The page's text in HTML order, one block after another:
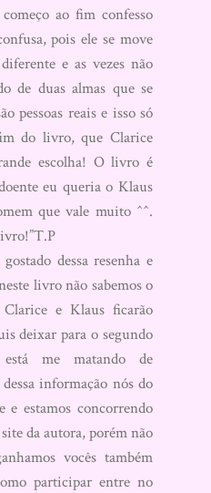
ao fim confesso
pois ele se move
e as vezes não
de duas almas que se
pessoas reais e isso só
do livro, que Clarice
escolha! O livro é
eu queria o Klaus
que vale muito ^^.
dessa resenha e
livro não sabemos o
e Klaus ficarão
deixar para o segundo
me matando de
informação nós do
estamos concorrendo
da autora, porém não
vocês também
participar entre no